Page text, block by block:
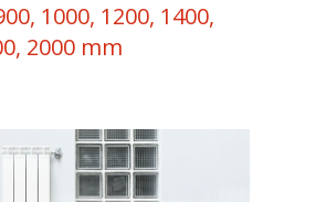
1000, 1200, 1400,
2000 mm